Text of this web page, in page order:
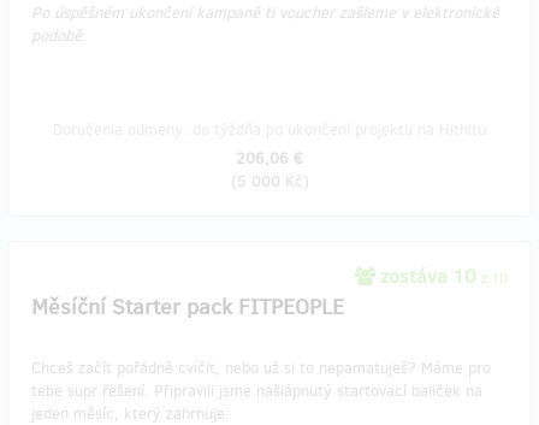
Po úspěšném ukončení kampaně ti voucher zašleme v elektronické
podobě.
206,06 €
(5 000 Kč)
zostáva 10 z 10
Měsíční Starter pack FITPEOPLE
Chceš začít pořádně cvičit, nebo už si to nepamatuješ? Máme pro
tebe supr řešení. Připravili jsme našlápnutý startovací balíček na
jeden měsíc, který zahrnuje: